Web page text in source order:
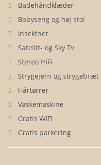
Badehåndklæder
Babyseng og høj stol
Insektnet
Satellit- og Sky Tv
Stereo HiFi
Strygejern og strygebræt
Hårtørrer
Vaskemaskine
Gratis WiFi
Gratis parkering